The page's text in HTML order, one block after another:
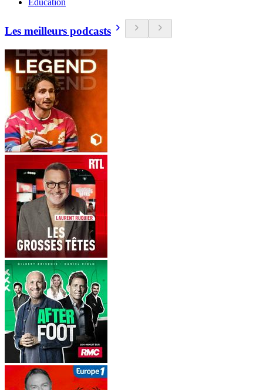
Education
Les meilleurs podcasts